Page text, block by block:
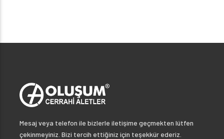
Mesaj veya telefon ile bizlerle iletişime geçmekten lütfen
çekinmeyiniz. Bizi tercih ettiğiniz için teşekkür ederiz.